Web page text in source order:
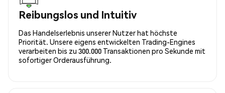
Reibungslos und Intuitiv
Das Handelserlebnis unserer Nutzer hat höchste
Priorität. Unsere eigens entwickelten Trading-Engines
verarbeiten bis zu 300.000 Transaktionen pro Sekunde mit
sofortiger Orderausführung.